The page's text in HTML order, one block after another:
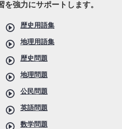
強力にサポートします。
歴史用語集
地理用語集
歴史問題
地理問題
公民問題
英語問題
数学問題